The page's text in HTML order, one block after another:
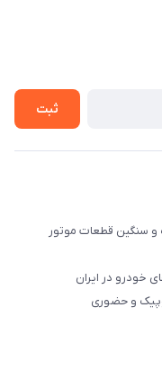
ثبت
و سنگین قطعات موتور
خودرو در ایران
و حضوری